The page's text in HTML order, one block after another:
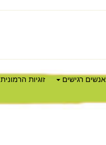
אנשים רגישים זוגיות הרמונית